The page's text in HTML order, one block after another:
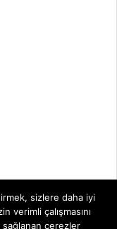
sizlere daha iyi
verimli çalışmasını
sağlanan çerezler